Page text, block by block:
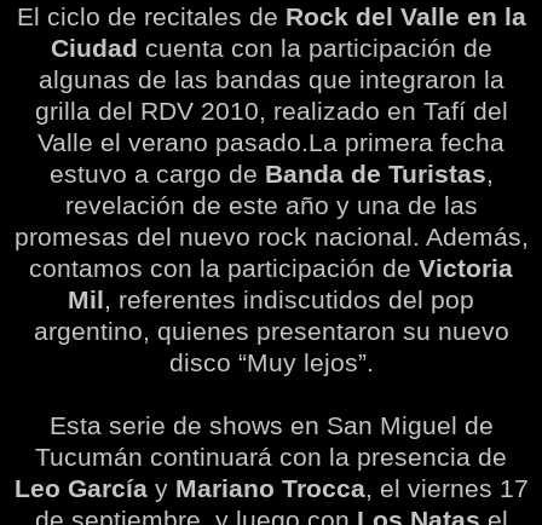
El ciclo de recitales de Rock del Valle en la
Ciudad cuenta con la participación de
algunas de las bandas que integraron la
grilla del RDV 2010, realizado en Tafí del
Valle el verano pasado.La primera fecha
estuvo a cargo de Banda de Turistas,
revelación de este año y una de las
promesas del nuevo rock nacional. Además,
contamos con la participación de Victoria
Mil, referentes indiscutidos del pop
argentino, quienes presentaron su nuevo
disco “Muy lejos”.
Esta serie de shows en San Miguel de
Tucumán continuará con la presencia de
Leo Garcíay Mariano Trocca, el viernes 17